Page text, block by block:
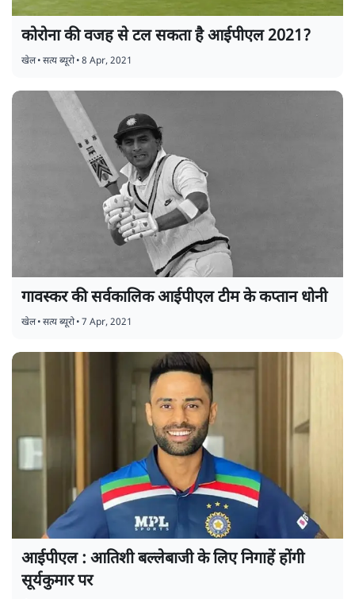
कोरोना की वजह से टल सकता है आईपीएल 2021?
खेल•सत्य ब्यूरो•8 Apr, 2021
गावस्कर की सर्वकालिक आईपीएल टीम के कप्तान धोनी
खेल•सत्य ब्यूरो•7 Apr, 2021
आईपीएल : आतिशी बल्लेबाजी के लिए निगाहें होंगी
सूर्यकुमार पर